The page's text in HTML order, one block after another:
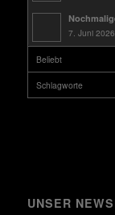
7. Juni
Beliebt
Schlagworte
UNSER